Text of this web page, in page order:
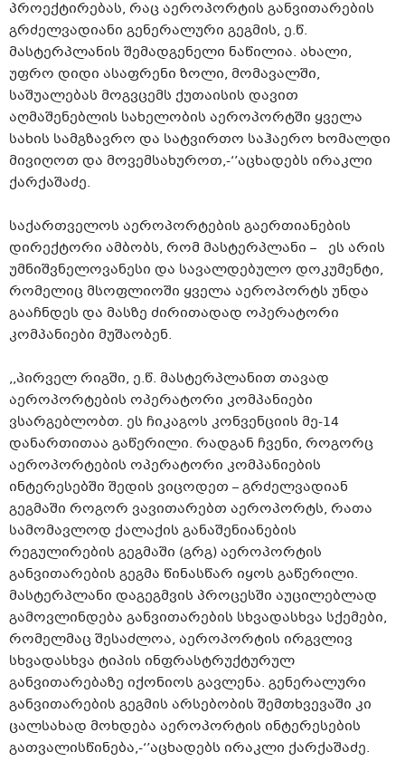
პროექტირებას, რაც აეროპორტის განვითარების
გრძელვადიანი გენერალური გეგმის, ე.წ.
მასტერპლანის შემადგენელი ნაწილია. ახალი,
უფრო დიდი ასაფრენი ზოლი, მომავალში,
საშუალებას მოგვცემს ქუთაისის დავით
აღმაშენებლის სახელობის აეროპორტში ყველა
სახის სამგზავრო და სატვირთო საჰაერო ხომალდი
მივიღოთ და მოვემსახუროთ,-‘’აცხადებს ირაკლი
ქარქაშაძე.
საქართველოს აეროპორტების გაერთიანების
დირექტორი ამბობს, რომ მასტერპლანი – ეს არის
უმნიშვნელოვანესი და სავალდებულო დოკუმენტი,
რომელიც მსოფლიოში ყველა აეროპორტს უნდა
გააჩნდეს და მასზე ძირითადად ოპერატორი
კომპანიები მუშაობენ.
,,პირველ რიგში, ე.წ. მასტერპლანით თავად
აეროპორტების ოპერატორი კომპანიები
ვსარგებლობთ. ეს ჩიკაგოს კონვენციის მე-14
დანართითაა გაწერილი. რადგან ჩვენი, როგორც
აეროპორტების ოპერატორი კომპანიების
ინტერესებში შედის ვიცოდეთ – გრძელვადიან
გეგმაში როგორ ვავითარებთ აეროპორტს, რათა
სამომავლოდ ქალაქის განაშენიანების
რეგულირების გეგმაში (გრგ) აეროპორტის
განვითარების გეგმა წინასწარ იყოს გაწერილი.
მასტერპლანი დაგეგმვის პროცესში აუცილებლად
გამოვლინდება განვითარების სხვადასხვა სქემები,
რომელმაც შესაძლოა, აეროპორტის ირგვლივ
სხვადასხვა ტიპის ინფრასტრუქტურულ
განვითარებაზე იქონიოს გავლენა. გენერალური
განვითარების გეგმის არსებობის შემთხვევაში კი
ცალსახად მოხდება აეროპორტის ინტერესების
გათვალისწინება,-‘’აცხადებს ირაკლი ქარქაშაძე.